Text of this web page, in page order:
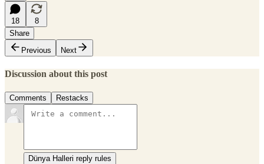
18
8
Share
Previous
Next
Discussion about this post
Comments Restacks
Dünya Halleri reply rules